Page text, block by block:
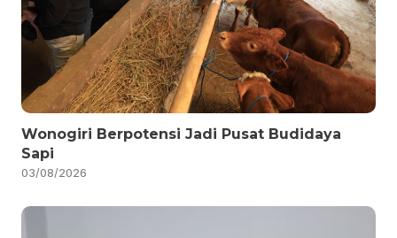
Wonogiri Berpotensi Jadi Pusat Budidaya
Sapi
03/08/2026